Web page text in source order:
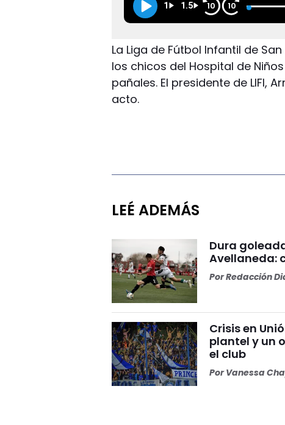
1 1.5 10 10
La Liga de Fútbol Infantil de
los chicos del Hospital de
pañales. El presidente de LIFI,
acto.
LEÉ ADEMÁS
Dura
Avellaneda:
PorRedacción
Crisis en
plantel y un
el club
PorVanessa